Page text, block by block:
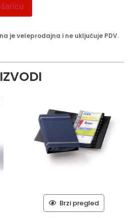
je veleprodajna i ne uključuje PDV.
Brzi pregled